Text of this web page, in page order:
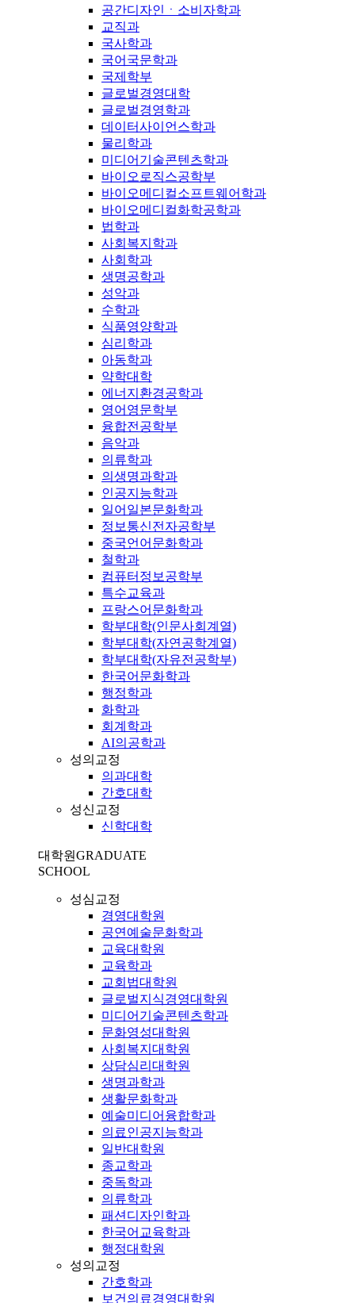
공간디자인ㆍ소비자학과
교직과
국사학과
국어국문학과
국제학부
글로벌경영대학
글로벌경영학과
데이터사이언스학과
물리학과
미디어기술콘텐츠학과
바이오로직스공학부
바이오메디컬소프트웨어학과
바이오메디컬화학공학과
법학과
사회복지학과
사회학과
생명공학과
성악과
수학과
식품영양학과
심리학과
아동학과
약학대학
에너지환경공학과
영어영문학부
융합전공학부
음악과
의류학과
의생명과학과
인공지능학과
일어일본문화학과
정보통신전자공학부
중국언어문화학과
철학과
컴퓨터정보공학부
특수교육과
프랑스어문화학과
학부대학(인문사회계열)
학부대학(자연공학계열)
학부대학(자유전공학부)
한국어문화학과
행정학과
화학과
회계학과
AI의공학과
성의교정
의과대학
간호대학
성신교정
신학대학
대학원GRADUATE
SCHOOL
성심교정
경영대학원
공연예술문화학과
교육대학원
교육학과
교회법대학원
글로벌지식경영대학원
미디어기술콘텐츠학과
문화영성대학원
사회복지대학원
상담심리대학원
생명과학과
생활문화학과
예술미디어융합학과
의료인공지능학과
일반대학원
종교학과
중독학과
의류학과
패션디자인학과
한국어교육학과
행정대학원
성의교정
간호학과
보건의료경영대학원